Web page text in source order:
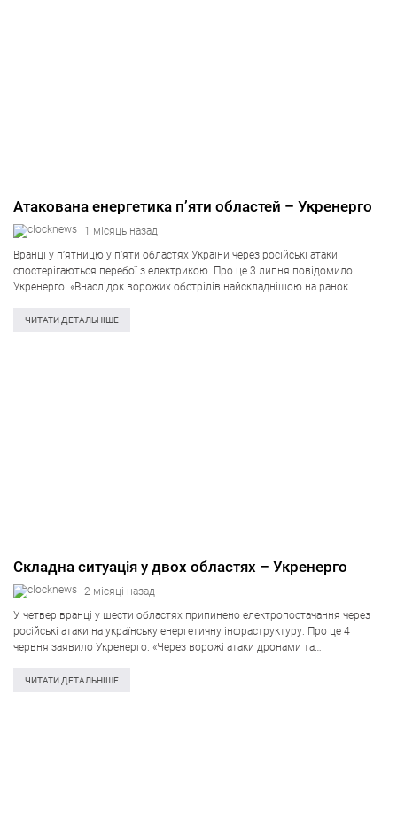
Атакована енергетика п’яти областей – Укренерго
1 місяць назад
Вранці у п’ятницю у п’яти областях України через російські атаки
спостерігаються перебої з електрикою. Про це 3 липня повідомило
Укренерго. «Внаслідок ворожих обстрілів найскладнішою на ранок
інфраструктури зафіксовано максимальну кількість нових відключень….
ЧИТАТИ ДЕТАЛЬНІШЕ
Складна ситуація у двох областях – Укренерго
2 місяці назад
У четвер вранці у шести областях припинено електропостачання через
російські атаки на українську енергетичну інфраструктуру. Про це 4
червня заявило Укренерго. «Через ворожі атаки дронами та
територій – до ранку є нові відключення…
ЧИТАТИ ДЕТАЛЬНІШЕ